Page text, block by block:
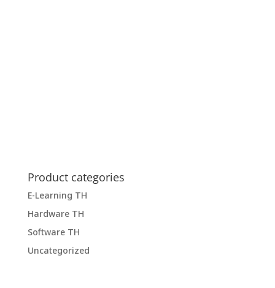
Product categories
E-Learning TH
Hardware TH
Software TH
Uncategorized